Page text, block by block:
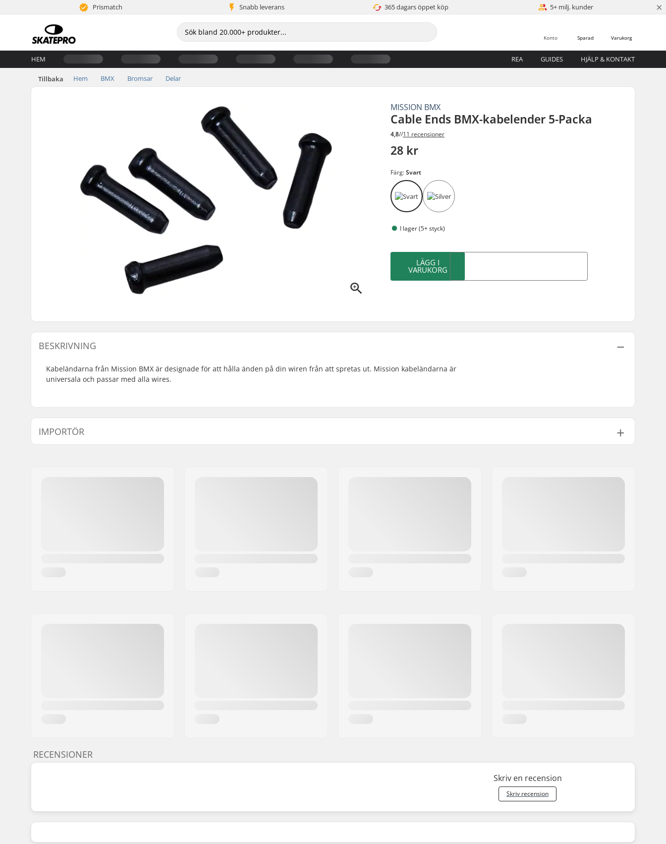
Prismatch Snabb leverans 365 dagars öppet köp 5+ milj. kunder ×
Varukorg
Sparad
Konto
HEM REA GUIDES HJÄLP & KONTAKT
Tillbaka Hem BMX Bromsar Delar
MISSION BMX
Cable Ends BMX-kabelender 5-Packa
4,8//11 recensioner
28 kr
Färg:Svart
I lager (5+ styck)
LÄGG I
VARUKORG
BESKRIVNING
Kabeländarna från Mission BMX är designade för att hålla änden på din wiren från att spretas ut. Mission kabeländarna är
universala och passar med alla wires.
IMPORTÖR
RECENSIONER
Skriv en recension
Skriv recension